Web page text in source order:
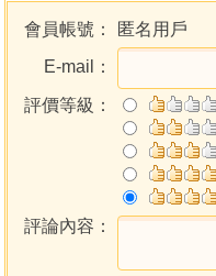
請眾神文
請祖公祖媽文
三獻吉禮
壽文式
會員帳號：
匿名用戶
E-mail：
評價等級：
評論內容：